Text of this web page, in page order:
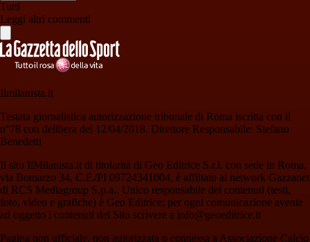
Tutti
Leggi altri commenti
Ilmilanista.it
Testata giornalistica autorizzazione tribunale di Roma iscritta con il
n°78 con delibera del 12/04/2018. Direttore Responsabile: Stefano
Benedetti
Il sito IlMilanista.it di titolarità di Geo Editrice S.r.l. con sede in Roma,
via Bomarzo 34, C.F./PI 09724341004, è affiliato al network Gazzanet
di RCS Mediagroup S.p.a.. Unico responsabile dei contenuti (testi,
foto, video e grafiche) è Geo Editrice; per ogni comunicazione avente
ad oggetto i contenuti del Sito scrivere a info@geoeditrice.it
Pagina non ufficiale, non autorizzata o connessa a Associazione Calcio